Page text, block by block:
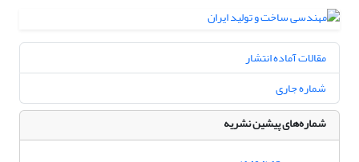
مقالات آماده انتشار
شماره جاری
شماره‌های پیشین نشریه